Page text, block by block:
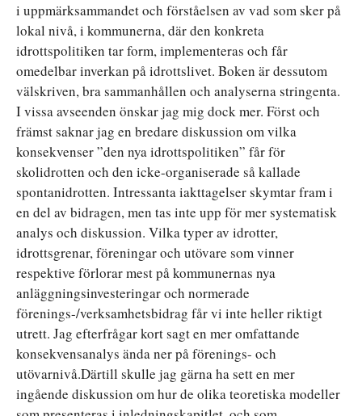
i uppmärksammandet och förståelsen av vad som sker på
lokal nivå, i kommunerna, där den konkreta
idrottspolitiken tar form, implementeras och får
omedelbar inverkan på idrottslivet. Boken är dessutom
välskriven, bra sammanhållen och analyserna stringenta.
I vissa avseenden önskar jag mig dock mer. Först och
främst saknar jag en bredare diskussion om vilka
konsekvenser ”den nya idrottspolitiken” får för
skolidrotten och den icke-organiserade så kallade
spontanidrotten. Intressanta iakttagelser skymtar fram i
en del av bidragen, men tas inte upp för mer systematisk
analys och diskussion. Vilka typer av idrotter,
idrottsgrenar, föreningar och utövare som vinner
respektive förlorar mest på kommunernas nya
anläggningsinvesteringar och normerade
förenings-/verksamhetsbidrag får vi inte heller riktigt
utrett. Jag efterfrågar kort sagt en mer omfattande
konsekvensanalys ända ner på förenings- och
utövarnivå.Därtill skulle jag gärna ha sett en mer
ingående diskussion om hur de olika teoretiska modeller